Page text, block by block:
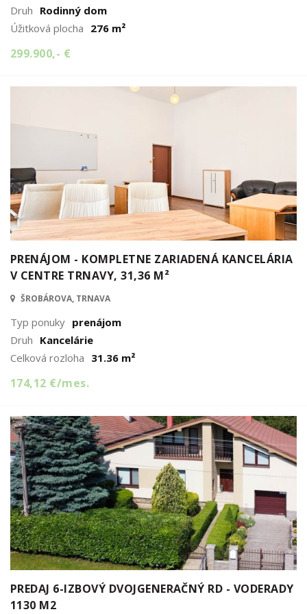
Druh Rodinný dom
Úžitková plocha 276 m²
299.900,- €
PRENÁJOM - KOMPLETNE ZARIADENÁ KANCELÁRIA
V CENTRE TRNAVY, 31,36 M²
ŠROBÁROVA, TRNAVA
Typ ponuky prenájom
Druh Kancelárie
Celková rozloha 31.36 m²
174,12 €/mes.
PREDAJ 6-IZBOVÝ DVOJGENERAČNÝ RD - VODERADY
1130 M2